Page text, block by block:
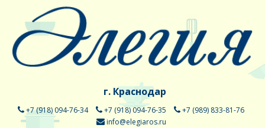
г. Краснодар
+7 (918) 094-76-34 +7 (918) 094-76-35
+7 (989) 833-81-76
info@elegiaros.ru